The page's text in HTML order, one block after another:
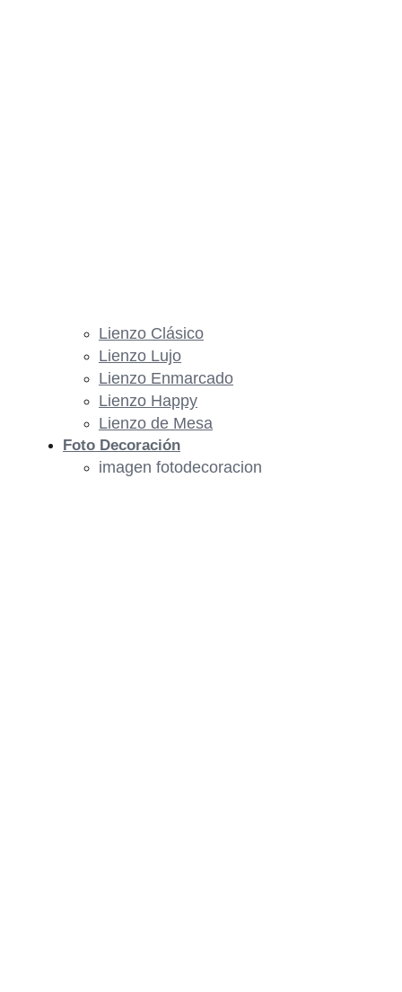
Lienzo Clásico
Lienzo Lujo
Lienzo Enmarcado
Lienzo Happy
Lienzo de Mesa
Foto Decoración
imagen fotodecoracion